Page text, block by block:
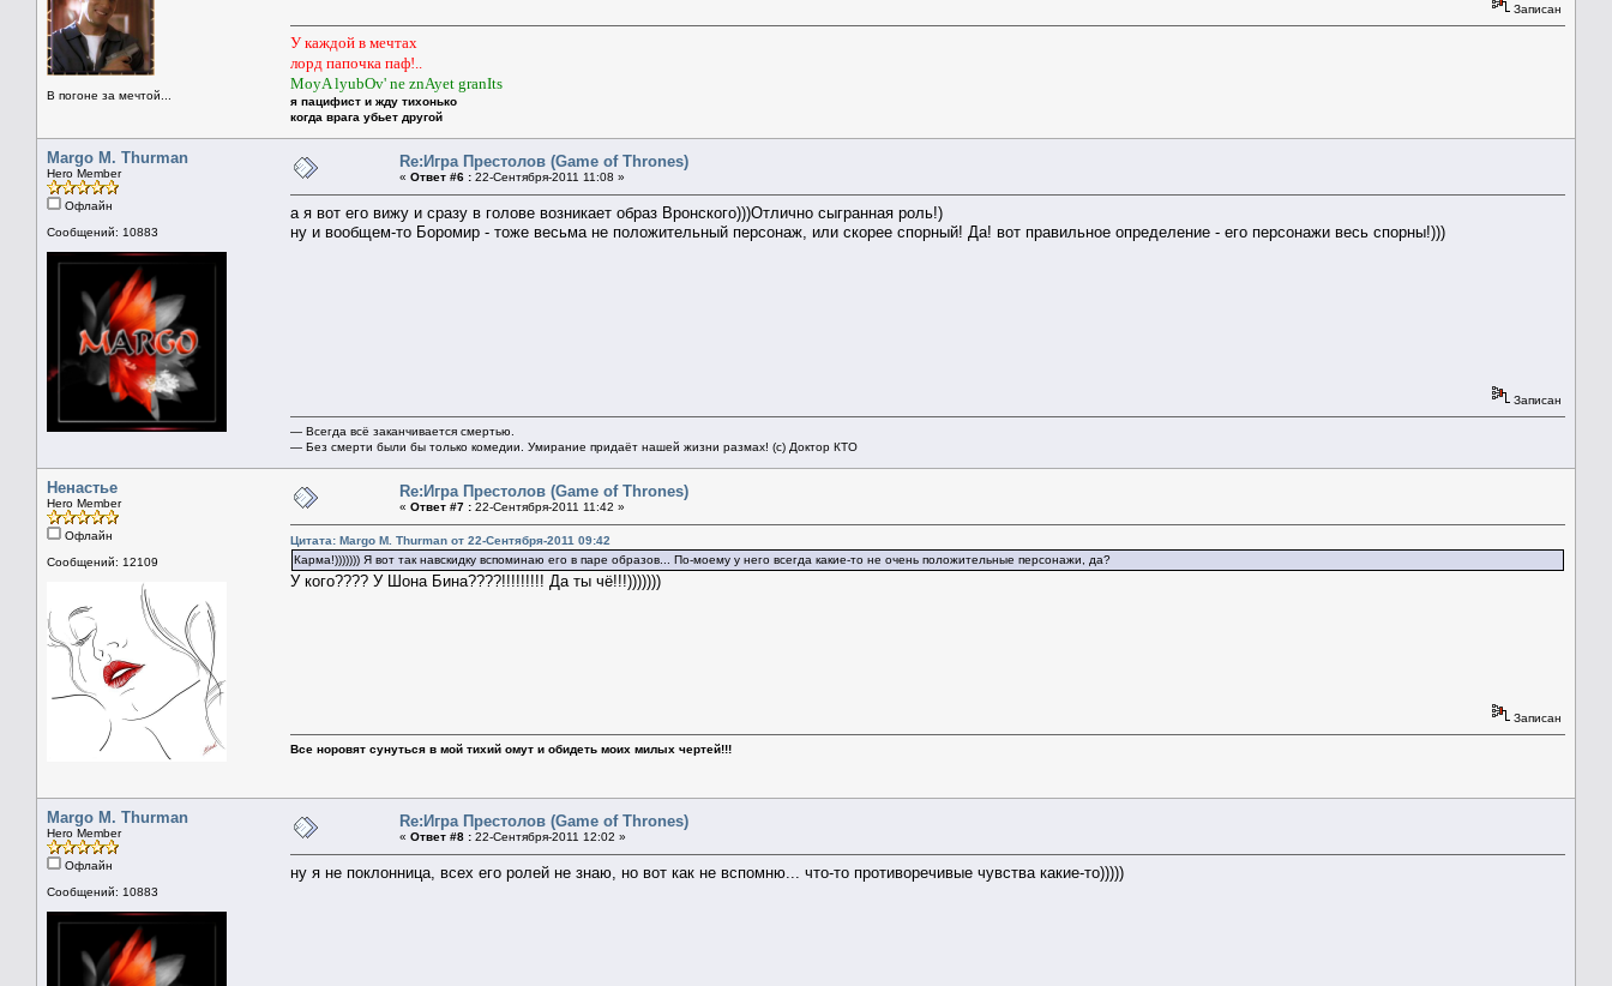
В погоне за мечтой...
Записан
У каждой в мечтах
лорд папочка паф!..
MoyA lyubOv' ne znAyet granIts
я пацифист и жду тихонько
когда врага убьет другой
Margo M. Thurman
Hero Member
Офлайн
Сообщений: 10883
Re:Игра Престолов (Game of Thrones)
« Ответ #6 : 22-Сентября-2011 11:08 »
а я вот его вижу и сразу в голове возникает образ Вронского)))Отлично сыгранная роль!)
ну и вообщем-то Боромир - тоже весьма не положительный персонаж, или скорее спорный! Да! вот правильное определение - его персонажи весь спорны!)))
Записан
— Всегда всё заканчивается смертью.
— Без смерти были бы только комедии. Умирание придаёт нашей жизни размах! (с) Доктор КТО
Ненастье
Hero Member
Офлайн
Сообщений: 12109
Re:Игра Престолов (Game of Thrones)
« Ответ #7 : 22-Сентября-2011 11:42 »
Цитата: Margo M. Thurman от 22-Сентября-2011 09:42
Карма!))))))) Я вот так навскидку вспоминаю его в паре образов... По-моему у него всегда какие-то не очень положительные персонажи, да?
У кого???? У Шона Бина????!!!!!!!!! Да ты чё!!!)))))))
Записан
Все норовят сунуться в мой тихий омут и обидеть моих милых чертей!!!
Margo M. Thurman
Hero Member
Офлайн
Сообщений: 10883
Re:Игра Престолов (Game of Thrones)
« Ответ #8 : 22-Сентября-2011 12:02 »
ну я не поклонница, всех его ролей не знаю, но вот как не вспомню... что-то противоречивые чувства какие-то)))))